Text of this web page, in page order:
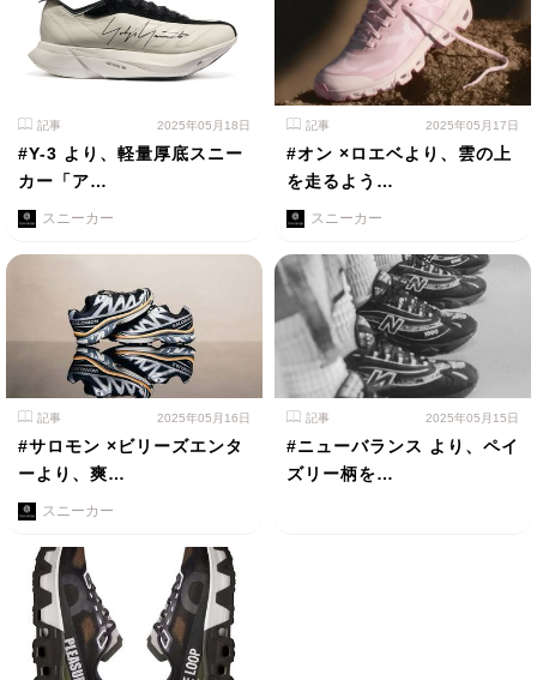
記事 2025年05月18日
#Y-3 より、軽量厚底スニー
カー「ア…
スニーカー
記事 2025年05月17日
#オン ×ロエベより、雲の上
を走るよう…
スニーカー
記事 2025年05月16日
#サロモン ×ビリーズエンタ
ーより、爽…
スニーカー
記事 2025年05月15日
#ニューバランス より、ペイ
ズリー柄を…